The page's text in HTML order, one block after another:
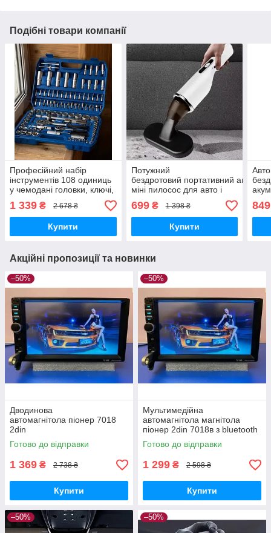
Подібні товари компанії
Професійний набір
інструментів 108 одиниць
у чемодані головки, ключі,
тріскачки для дому та авто
1 339 ₴ 2 678 ₴
Купити
Потужний
бездротовий портативний
міні пилосос для авто і
дому з насадками,
легкий ручний
автопилосос на
акумуляторі
699₴ 1 398 ₴
Купити
та
849
Акційні пропозиції та новинки
–50%
Дводинова
автомагнітола піонер 7018
2din
Bluetooth, мр3, USB, Мультим
едійна процесорна
магнітола з екраном 7
дюймів і блютузом
Готово до відправки
1 369 ₴ 2 738 ₴
Купити
–50%
Мультимедійна
автомагнітола магнітола
піонер 2din 7018в з bluetooth
USB мр3 mp5 з екраном 7
дюймів в авто машину
Готово до відправки
1 299 ₴ 2 598 ₴
Купити
–50% –50%